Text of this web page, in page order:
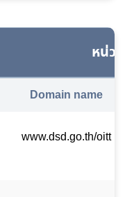
หน่ว
Domain name
www.dsd.go.th/oitt